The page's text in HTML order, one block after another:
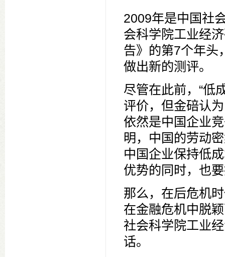
2009年是中国社
会科学院工业经
告》的第7个年头
做出新的测评。
尽管在此前，“低
评价，但金碚认
依然是中国企业
明，中国的劳动
中国企业保持低
优势的同时，也
那么，在后危机
在金融危机中脱
社会科学院工业
话。